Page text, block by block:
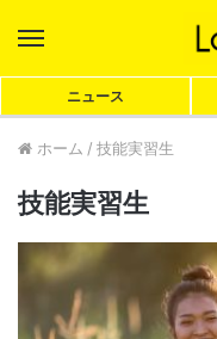
ニュース
ホーム / 技能実習生
技能実習生